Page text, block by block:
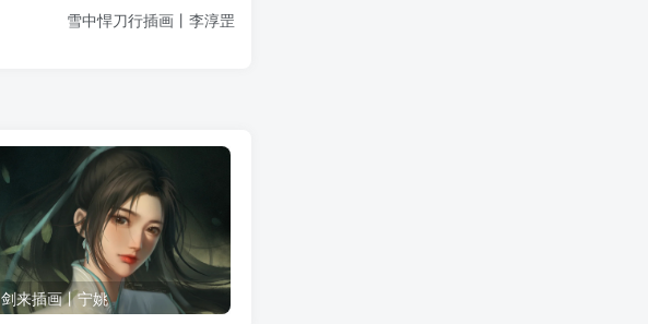
雪中悍刀行插画丨李淳罡
剑来插画丨宁姚